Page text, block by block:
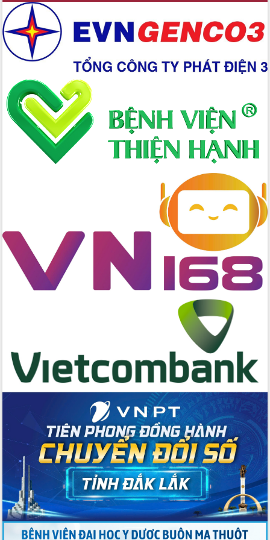
Xây dựng nền hành chính số đồng
hành cùng nông dân dân, doanh nghiệp
Giai đoạn 2026-2030, Đắk Lắk phấn
đấu có 77% xã đạt chuẩn nông thôn
Chuyển đổi số 'mở đường' cho nông
nghiệp Đắk Lắk tăng trưởng bứt phá
Triển khai đồng bộ đo đạc, lập hồ sơ
địa chính, hoàn thiện cơ sở dữ liệu đất
đai
Ứng dụng sinh trắc học - Bước tiến
trong hành trình chuyển đổi số tại Đắk
bền vững
Tập huấn nâng cao năng lực triển khai
chuyển đổi số cho cán bộ, công chức
cấp xã
Đắk Lắk phát động hưởng ứng Ngày
hai con số trong năm 2026
Tổ chức trang trọng Lễ hội Đền thờ
Lương Văn Chánh năm 2026
Huy giữ chức Bí thư Đảng ủy Ủy Ban
Nhân dân tỉnh
Bệnh án điện tử thúc đẩy chuyển đổi
số y tế tại Đắk Lắk
Chuyển đổi số thư viện: Mở rộng
không gian tri thức trong thời đại số
Đánh giá, rút kinh nghiệm công tác tổ
chức diễn tập trước ngày bầu cử
Chương trình “Gặp gỡ hữu nghị –
Friendship Meeting New Year 2026”